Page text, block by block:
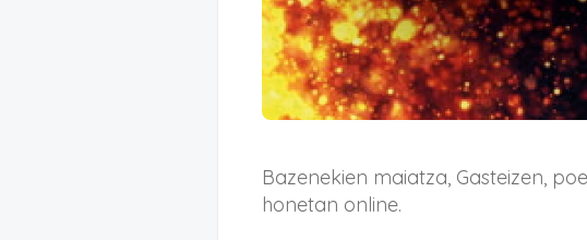
Bazenekien maiatza, Gasteizen,
honetan online.